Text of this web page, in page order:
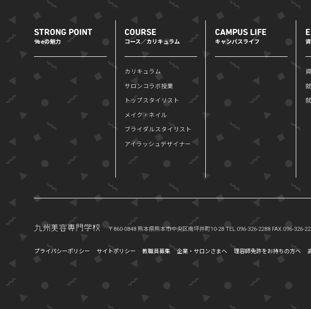
STRONG POINT
9beの魅力
COURSE
コース／カリキュラム
カリキュラム
サロンコラボ授業
トップスタイリスト
メイク・ネイル
ブライダルスタイリスト
アイラッシュデザイナー
CAMPUS LIFE
キャンパスライフ
〒860-0848 熊本県熊本市中央区南坪井町10-28 TEL:096-326-2288 FAX:096-326-
プライバシーポリシー サイトポリシー 教職員募集 企業・サロンさまへ 理容師免許をお持ちの方へ